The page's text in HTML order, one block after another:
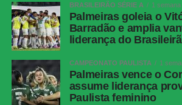
BRASILEIRÃO SÉRIE A 1
Palmeiras goleia o
Barradão e amplia
liderança do
CAMPEONATO PAULISTA 1
Palmeiras vence o
assume liderança
Paulista feminino